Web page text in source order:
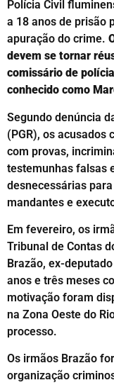
Polícia Civil
a 18 anos de prisão
apuração do crime.
devem se tornar
comissário de
conhecido como
Segundo denúncia
(PGR), os acusados
com provas,
testemunhas falsas
desnecessárias
mandantes e
Em fevereiro, os
Tribunal de Contas
Brazão, ex-
anos e três meses
motivação foram
na Zona Oeste do
processo.
Os irmãos Brazão
organização